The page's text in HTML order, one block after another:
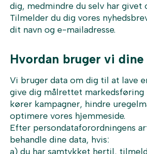
dig, medmindre du selv har givet
Tilmelder du dig vores
dit navn og e-mailadresse.
Hvordan bruger vi dine
Vi bruger data om dig til at lave
give dig målrettet markedsføring
kører kampagner, hindre
optimere vores hjemmeside.
Efter persondataforordningens
behandle dine data, hvis:
a) du har samtykket hertil,